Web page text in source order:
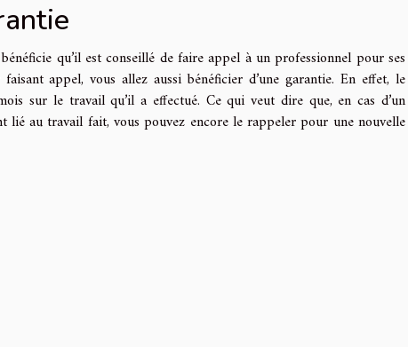
qu’il est conseillé de faire appel à un professionnel pour ses
appel, vous allez aussi bénéficier d’une garantie. En effet, le
sur le travail qu’il a effectué. Ce qui veut dire que, en cas d’un
lié au travail fait, vous pouvez encore le rappeler pour une nouvelle